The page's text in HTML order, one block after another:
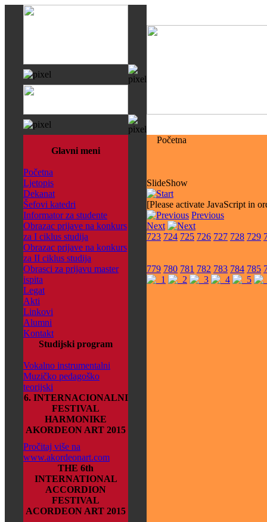
Glavni meni
Početna
Ljetopis
Dekanat
Šefovi katedri
Informator za studente
Obrazac prijave na konkurs
za I ciklus studija
Obrazac prijave na konkurs
za II ciklus studija
Obrasci za prijavu master
ispita
Legat
Akti
Linkovi
Alumni
Kontakt
Studijski program
Vokalno instrumentalni
Muzičko pedagoško
teorijski
6. INTERNACIONALNI
FESTIVAL
HARMONIKE
AKORDEON ART 2015
Pročitaj više na
www.akordeonart.com
THE 6th
INTERNATIONAL
ACCORDION
FESTIVAL
ACORDEON ART 2015
Početna
SlideShow
[Please activate JavaScript in
Previous
Next
723 724 725 726 727 728 729
779 780 781 782 783 784 785